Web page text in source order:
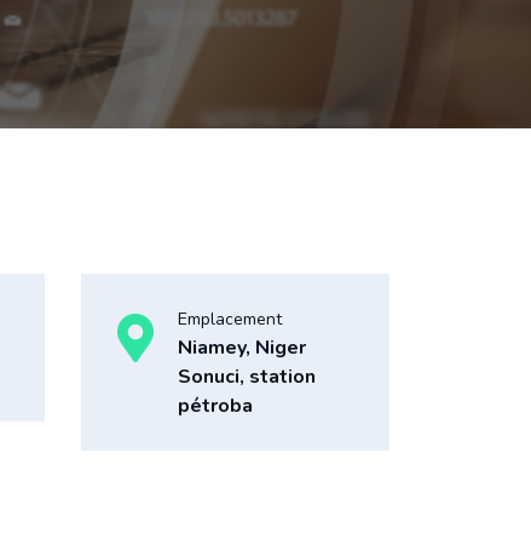
Emplacement
Niamey, Niger
Sonuci, station
pétroba